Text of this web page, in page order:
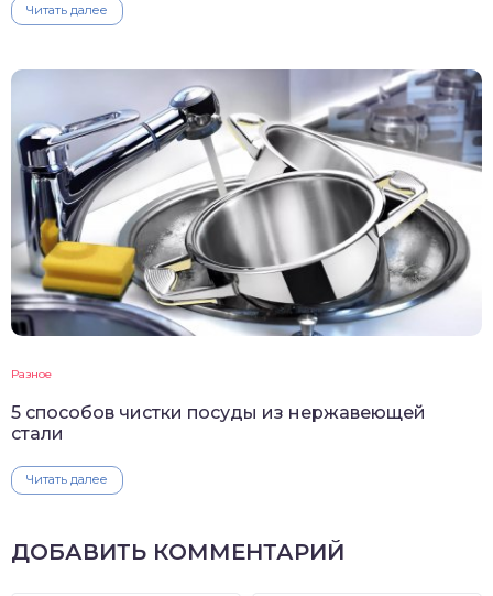
Читать далее
Разное
5 способов чистки посуды из нержавеющей
стали
Читать далее
ДОБАВИТЬ КОММЕНТАРИЙ